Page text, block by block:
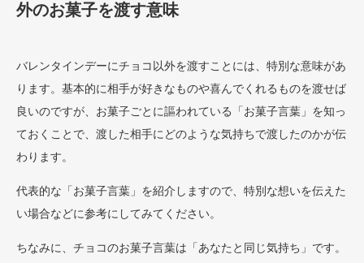
外のお菓子を渡す意味
バレンタインデーにチョコ以外を渡すことには、特別な意味があ
ります。基本的に相手が好きなものや喜んでくれるものを渡せば
良いのですが、お菓子ごとに謳われている「お菓子言葉」を知っ
ておくことで、渡した相手にどのような気持ちで渡したのかが伝
わります。
代表的な「お菓子言葉」を紹介しますので、特別な想いを伝えた
い場合などに参考にしてみてください。
ちなみに、チョコのお菓子言葉は「あなたと同じ気持ち」です。